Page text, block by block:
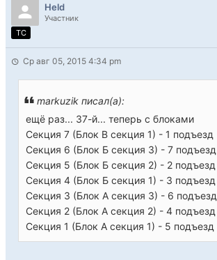
Held
Участник
TC
Ср авг 05, 2015 4:34 pm
markuzik писал(а):
ещё раз... 37-й... теперь с блоками
Секция 7 (Блок В секция 1) - 1 подъезд
Секция 6 (Блок Б секция 3) - 7 подъезд
Секция 5 (Блок Б секция 2) - 2 подъезд
Секция 4 (Блок Б секция 1) - 3 подъезд
Секция 3 (Блок А секция 3) - 6 подъезд
Секция 2 (Блок А секция 2) - 4 подъезд
Секция 1 (Блок А секция 1) - 5 подъезд